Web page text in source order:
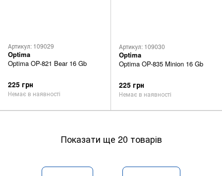
Артикул: 109029
Optima
Optima OP-821 Bear 16 Gb
225 грн
Немає в наявності
Артикул: 109030
Optima
Optima OP-835 Minion 16 Gb
225 грн
Немає в наявності
Показати ще 20 товарів